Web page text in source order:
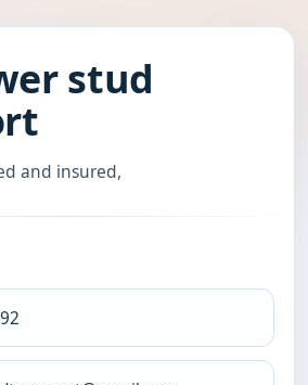
stud
and insured,